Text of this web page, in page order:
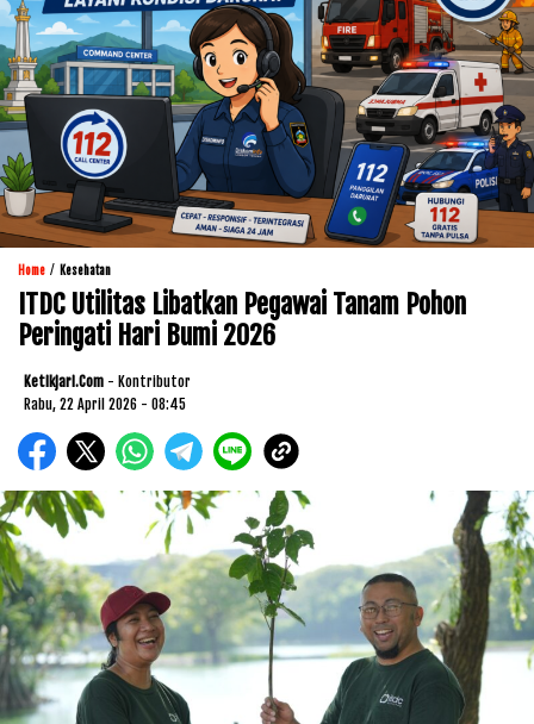
Home / Kesehatan
ITDC Utilitas Libatkan Pegawai Tanam Pohon
Peringati Hari Bumi 2026
Ketikjari.com - Kontributor
Rabu, 22 April 2026 - 08:45